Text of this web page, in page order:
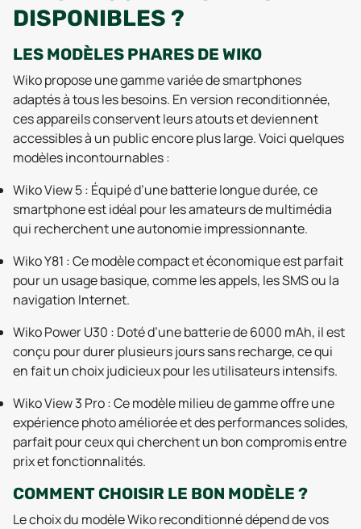
DISPONIBLES ?
LES MODÈLES PHARES DE WIKO
Wiko propose une gamme variée de smartphones
adaptés à tous les besoins. En version reconditionnée,
ces appareils conservent leurs atouts et deviennent
accessibles à un public encore plus large. Voici quelques
modèles incontournables :
Wiko View 5 : Équipé d’une batterie longue durée, ce
smartphone est idéal pour les amateurs de multimédia
qui recherchent une autonomie impressionnante.
Wiko Y81 : Ce modèle compact et économique est parfait
pour un usage basique, comme les appels, les SMS ou la
navigation Internet.
Wiko Power U30 : Doté d’une batterie de 6000 mAh, il est
conçu pour durer plusieurs jours sans recharge, ce qui
en fait un choix judicieux pour les utilisateurs intensifs.
Wiko View 3 Pro : Ce modèle milieu de gamme offre une
expérience photo améliorée et des performances solides,
parfait pour ceux qui cherchent un bon compromis entre
prix et fonctionnalités.
COMMENT CHOISIR LE BON MODÈLE ?
Le choix du modèle Wiko reconditionné dépend de vos